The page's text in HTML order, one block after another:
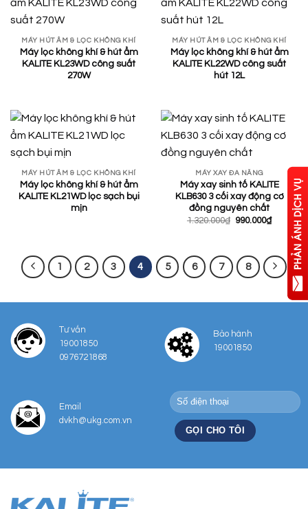
MÁY HÚT ẨM & LỌC KHÔNG KHÍ
Máy lọc không khí & hút ẩm
KALITE KL23WD công suất
270W
MÁY HÚT ẨM & LỌC KHÔNG KHÍ
Máy lọc không khí & hút ẩm
KALITE KL22WD công suất
hút 12L
MÁY HÚT ẨM & LỌC KHÔNG KHÍ
Máy lọc không khí & hút ẩm
KALITE KL21WD lọc sạch bụi
mịn
MÁY XAY ĐA NĂNG
Máy xay sinh tố KALITE
KLB630 3 cối xay động cơ
đồng nguyên chất
1.320.000₫ Giá
990.000₫Giá
1 2 3 4 5 6 7 8
Tư vấn
19001850
0976721868
Bảo hành
19001850
Email
dvkh@ukg.com.vn